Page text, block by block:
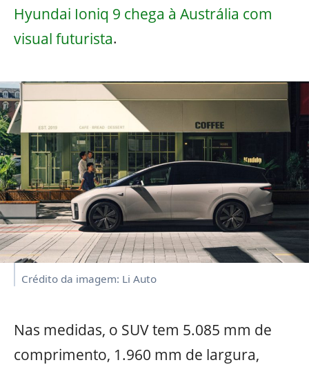
Hyundai Ioniq 9 chega à Austrália com
visual futurista.
Crédito da imagem: Li Auto
Nas medidas, o SUV tem 5.085 mm de
comprimento, 1.960 mm de largura,